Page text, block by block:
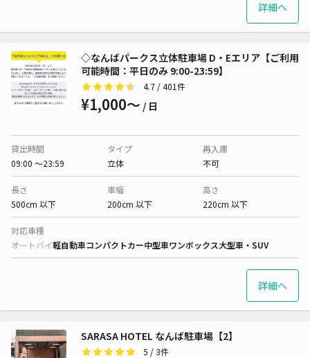
詳細へ
◇なんばパークス立体駐車場 D・Eエリア【ご利用
可能時間：平日のみ 9:00-23:59】
4.7 / 401件
¥1,000〜 / 日
貸出時間
09:00 〜23:59
タイプ
立体
再入庫
不可
長さ
500cm 以下
車幅
200cm 以下
高さ
220cm 以下
対応車種
オートバイ軽自動車コンパクトカー中型車ワンボックス大型車・SUV
詳細へ
SARASA HOTEL なんば駐車場【2】
5 / 3件